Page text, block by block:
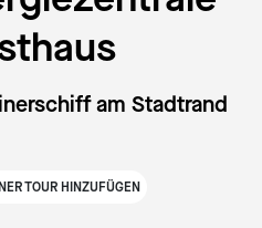
am Stadtrand
TOUR HINZUFÜGEN